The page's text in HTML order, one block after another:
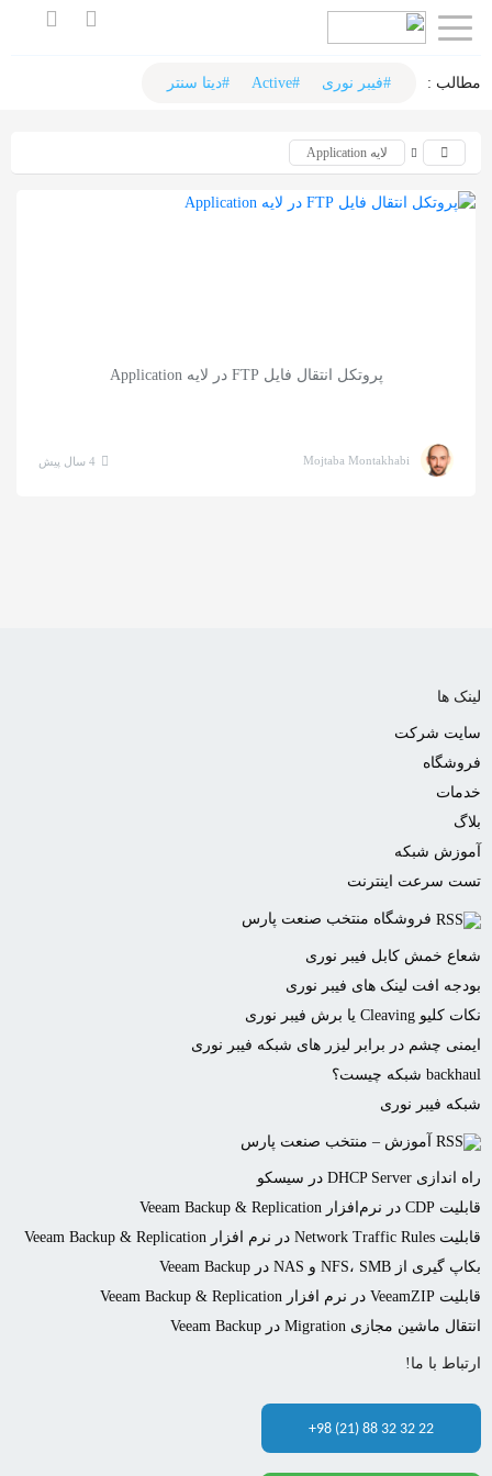
اشتراک
استفاده
از
خود
مطالب :‌ #فیبر نوری #Active #دیتا سنتر
لایه Application
پروتکل انتقال فایل FTP در لایه Application
Mojtaba Montakhabi 4 سال پیش
لینک ها
سایت شرکت
فروشگاه
خدمات
بلاگ
آموزش شبکه
تست سرعت اینترنت
فروشگاه منتخب صنعت پارس
شعاع خمش کابل فیبر نوری
بودجه افت لینک های فیبر نوری
نکات کلیو Cleaving یا برش فیبر نوری
ایمنی چشم در برابر لیزر های شبکه فیبر نوری
backhaul شبکه چیست؟
شبکه فیبر نوری
آموزش – منتخب صنعت پارس
راه اندازی DHCP Server در سیسکو
قابلیت CDP در نرم‌افزار Veeam Backup & Replication
قابلیت Network Traffic Rules در نرم افزار Veeam Backup & Replication
بکاپ گیری از NFS، SMB و NAS در Veeam Backup
قابلیت VeeamZIP در نرم افزار Veeam Backup & Replication
انتقال ماشین مجازی Migration در Veeam Backup
ارتباط با ما!
+98 (21) 88 32 32 22